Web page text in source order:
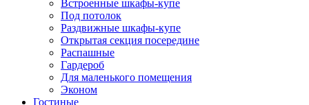
Встроенные шкафы-купе
Под потолок
Раздвижные шкафы-купе
Открытая секция посередине
Распашные
Гардероб
Для маленького помещения
Эконом
Гостиные